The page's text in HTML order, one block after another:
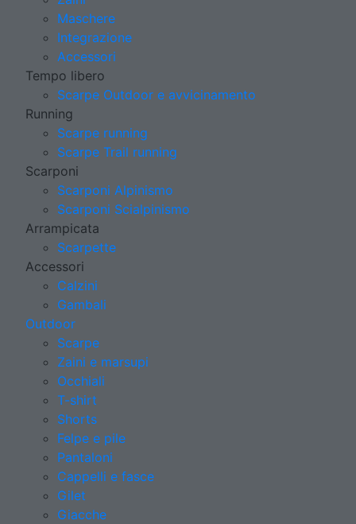
Maschere
Integrazione
Accessori
Tempo libero
Scarpe Outdoor e avvicinamento
Running
Scarpe running
Scarpe Trail running
Scarponi
Scarponi Alpinismo
Scarponi Scialpinismo
Arrampicata
Scarpette
Accessori
Calzini
Gambali
Outdoor
Scarpe
Zaini e marsupi
Occhiali
T-shirt
Shorts
Felpe e pile
Pantaloni
Cappelli e fasce
Gilet
Giacche